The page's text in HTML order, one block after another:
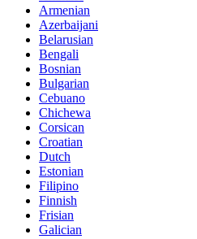
Armenian
Azerbaijani
Belarusian
Bengali
Bosnian
Bulgarian
Cebuano
Chichewa
Corsican
Croatian
Dutch
Estonian
Filipino
Finnish
Frisian
Galician